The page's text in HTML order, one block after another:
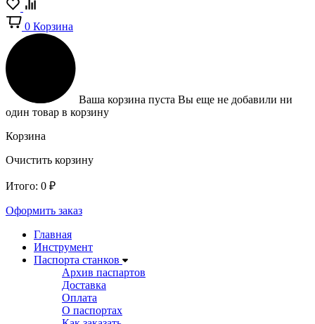
0 Корзина
Ваша корзина пуста Вы еще не добавили ни
один товар в корзину
Корзина
Очистить корзину
Итого: 0 ₽
Оформить заказ
Главная
Инструмент
Паспорта станков
Архив паспартов
Доставка
Оплата
О паспортах